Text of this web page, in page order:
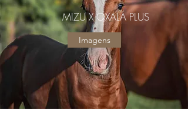
MIZU X OXALÁ PLUS
Imagens